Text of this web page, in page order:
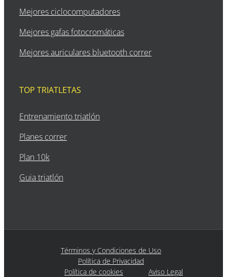
Mejores ciclocomputadores
Mejores gafas fotocromáticas
Mejores auriculares bluetooth correr
TOP TRIATLETAS
Entrenamiento triatlón
Planes correr
Plan 10k
Guia triatlón
Términos y Condiciones de Uso
Política de Privacidad
Política de cookies
Aviso Legal